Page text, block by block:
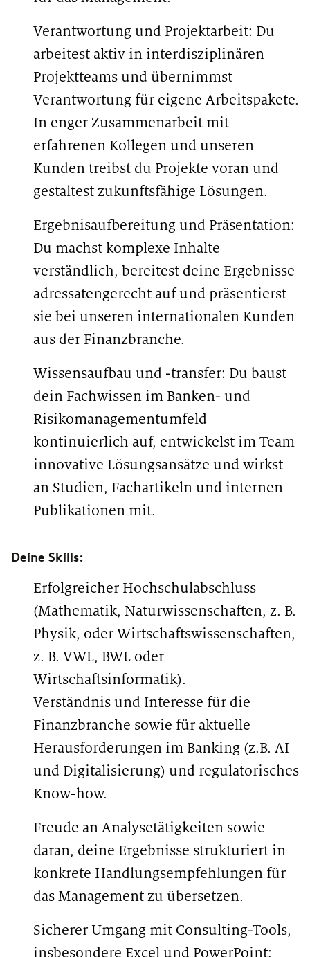
Verantwortung und Projektarbeit: Du
arbeitest aktiv in interdisziplinären
Projektteams und übernimmst
Verantwortung für eigene Arbeitspakete.
In enger Zusammenarbeit mit
erfahrenen Kollegen und unseren
Kunden treibst du Projekte voran und
gestaltest zukunftsfähige Lösungen.
Ergebnisaufbereitung und Präsentation:
Du machst komplexe Inhalte
verständlich, bereitest deine Ergebnisse
adressatengerecht auf und präsentierst
sie bei unseren internationalen Kunden
aus der Finanzbranche.
Wissensaufbau und -transfer: Du baust
dein Fachwissen im Banken- und
Risikomanagementumfeld
kontinuierlich auf, entwickelst im Team
innovative Lösungsansätze und wirkst
an Studien, Fachartikeln und internen
Publikationen mit.
Deine Skills:
Erfolgreicher Hochschulabschluss
(Mathematik, Naturwissenschaften, z. B.
Physik, oder Wirtschaftswissenschaften,
z. B. VWL, BWL oder
Wirtschaftsinformatik).
Verständnis und Interesse für die
Finanzbranche sowie für aktuelle
Herausforderungen im Banking (z.B. AI
und Digitalisierung) und regulatorisches
Know-how.
Freude an Analysetätigkeiten sowie
daran, deine Ergebnisse strukturiert in
konkrete Handlungsempfehlungen für
das Management zu übersetzen.
Sicherer Umgang mit Consulting-Tools,
insbesondere Excel und PowerPoint;